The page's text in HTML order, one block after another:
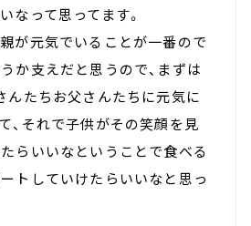
なって思ってます。
が元気でいることが一番ので
か支えだと思うので、まずは
んたちお父さんたちに元気に
、それで子供がその笑顔を見
らいいなということで食べる
トしていけたらいいなと思っ